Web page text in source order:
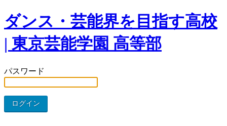
ダンス・芸能界を目指す高校
| 東京芸能学園 高等部
パスワード